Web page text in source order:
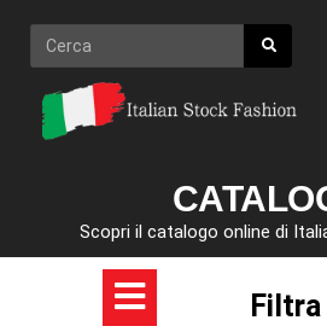
contenuto
Cerca
Scopri il catalogo online di